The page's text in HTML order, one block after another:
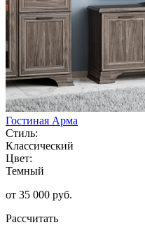
Гостиная Арма
Стиль:
Классический
Цвет:
Темный
от 35 000 руб.
Рассчитать